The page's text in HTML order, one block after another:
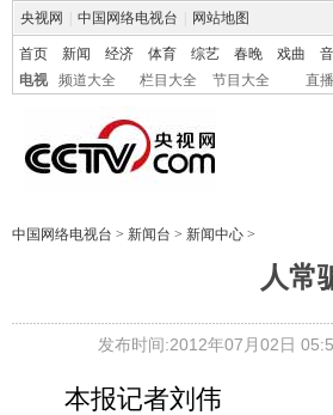
央视网 中国网络电视台 网站地图
首页 新闻 经济 体育 综艺 春晚 戏曲
电视
频道大全 栏目大全 节目大全 直
中国网络电视台 > 新闻台 > 新闻中心 >
人常
发布时间:2012年07月02日
本报记者刘伟